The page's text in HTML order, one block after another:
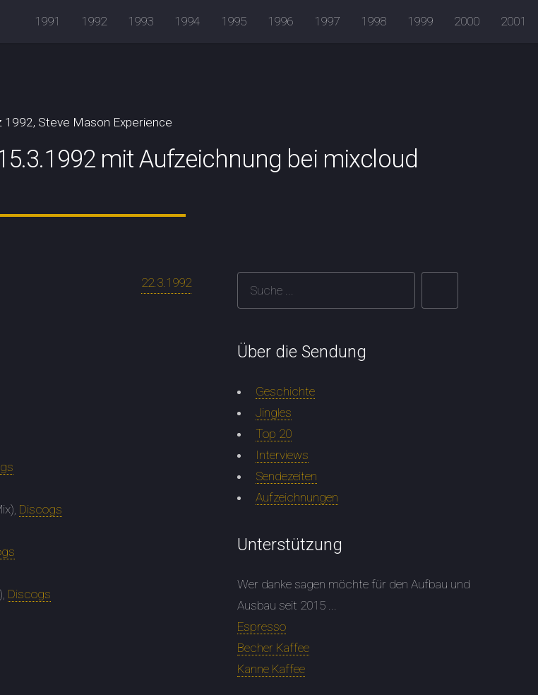
1991 1992 1993 1994 1995 1996 1997 1998 1999 2000 2001
1992, Steve Mason Experience
mit Aufzeichnung bei mixcloud
22.3.1992
Discogs
Discogs
Über die Sendung
Geschichte
Jingles
Top 20
Interviews
Sendezeiten
Aufzeichnungen
Unterstützung
Wer danke sagen möchte für den Aufbau und
Ausbau seit 2015 ...
Espresso
Becher Kaffee
Kanne Kaffee